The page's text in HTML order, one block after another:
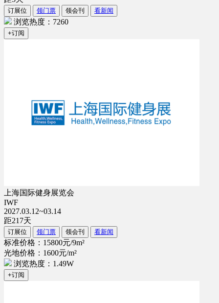
订展位 领门票 领会刊 看新闻
浏览热度：7260
+订阅
上海国际健身展览会
IWF
2027.03.12~03.14
距217天
订展位 领门票 领会刊 看新闻
标准价格：15800元/9m²
光地价格：1600元/m²
浏览热度：1.49W
+订阅